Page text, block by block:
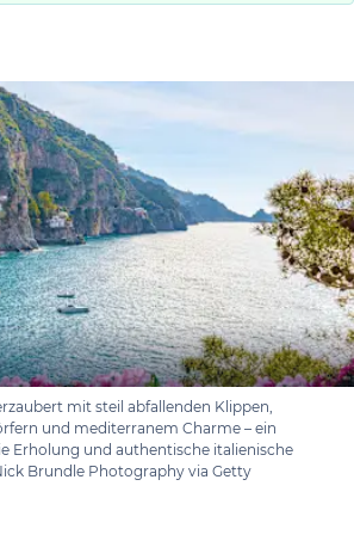
mit steil abfallenden Klippen,
und mediterranem Charme – ein
Erholung und authentische italienische
Brundle Photography via Getty